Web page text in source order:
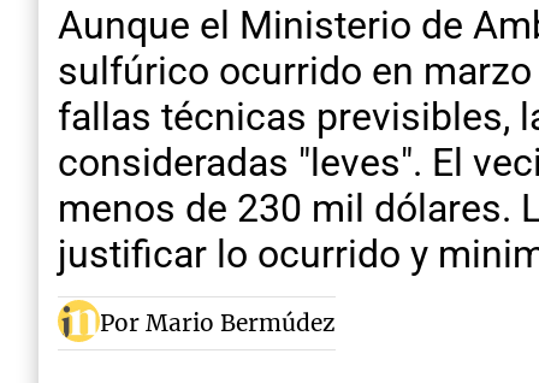
Aunque el Ministerio de
sulfúrico ocurrido en
fallas técnicas previsibles,
consideradas "leves". El
menos de 230 mil dólares.
justificar lo ocurrido y
Por Mario Bermúdez